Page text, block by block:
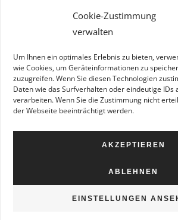
Cookie-Zustimmung
verwalten
Um Ihnen ein optimales Erlebnis zu bieten,
wie Cookies, um Geräteinformationen zu
zuzugreifen. Wenn Sie diesen Technologien
Daten wie das Surfverhalten oder eindeutige IDs
verarbeiten. Wenn Sie die Zustimmung nicht
der Webseite beeinträchtigt werden.
AKZEPTIEREN
ABLEHNEN
EINSTELLUNGEN
FOLGE UNS
© Copyright 2023 |Datenschutz|